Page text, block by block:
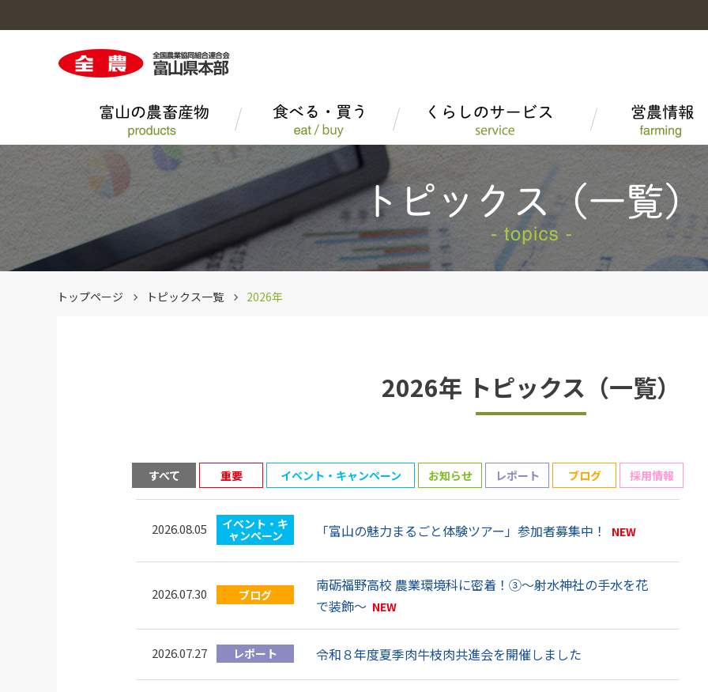
富山の農畜産物のトップへ 富山米
野菜・果物・花
その他一般農産品 とやま牛
とやまポーク
食べる・買うのトップへ 富山米を食べる
にぎわいレシピ 富山短期大学産学連携
エーコープマーク品 ＪＡタウン「越中自慢」
くらしのサービスのトップへ LPガス
営農情報のトップへ 高品質米の生産
家庭菜園情報
事業概要のトップへ 組織概要
組織図・所在地一覧 子会社・関連会社
採用情報のトップへ
トップページ トピックス一覧 2026年
2026年 トピックス（一覧）
すべて 重要 イベント・キャンペーン お知らせ レポート ブログ 採用情報
2026.08.05 イベント・キ
ャンペーン 「富山の魅力まるごと体験ツアー」参加者募集中！ NEW
2026.07.30 ブログ
南砺福野高校 農業環境科に密着！③～射水神社の手水を花
で装飾～ NEW
2026.07.27 レポート 令和８年度夏季肉牛枝肉共進会を開催しました